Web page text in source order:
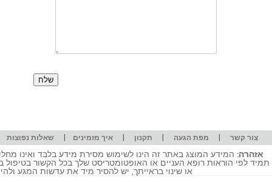
צור קשר | מפת הגעה | תקנון |איך מזמינים | שאלות נפוצות
אזהרה: המידע המוצג באתר זה הינו לשימוש מסירת מידע בלבד ואינו
תמיד לפי הוראות רופא העניים או האופטומטריסט שלך בכל הקשור
או שינוי בראייתך, יש להסיר מיד את עדשות המגע